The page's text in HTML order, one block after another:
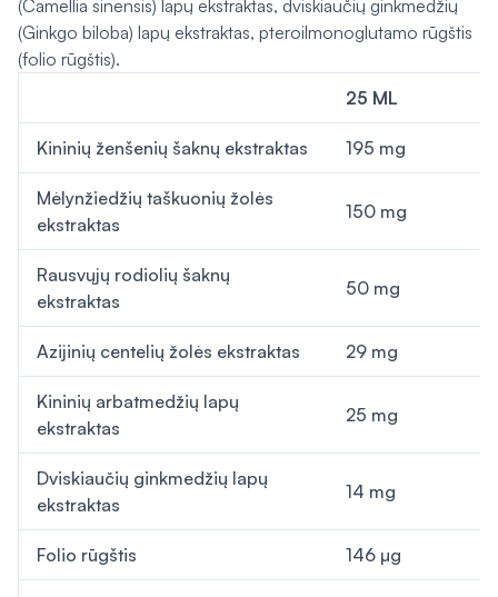
(Camellia sinensis) lapų ekstraktas, dviskiaučių ginkmedžių
(Ginkgo biloba) lapų ekstraktas, pteroilmonoglutamo rūgštis
(folio rūgštis).
25 ML
Kininių ženšenių šaknų ekstraktas 195 mg
Mėlynžiedžių taškuonių žolės
ekstraktas
150 mg
Rausvųjų rodiolių šaknų
ekstraktas
50 mg
Azijinių centelių žolės ekstraktas 29 mg
Kininių arbatmedžių lapų
ekstraktas
25 mg
Dviskiaučių ginkmedžių lapų
ekstraktas
14 mg
Folio rūgštis 146 µg